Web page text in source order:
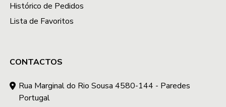
Histórico de Pedidos
Lista de Favoritos
CONTACTOS
Rua Marginal do Rio Sousa 4580-144 - Paredes
Portugal